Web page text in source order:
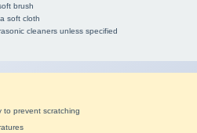
brush
soft cloth
cleaners unless specified
to prevent scratching